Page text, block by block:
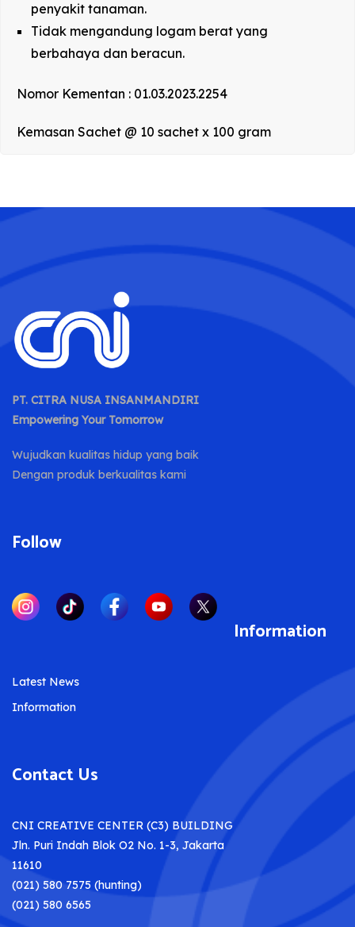
penyakit tanaman.
Tidak mengandung logam berat yang
berbahaya dan beracun.
Nomor Kementan : 01.03.2023.2254
Kemasan Sachet @ 10 sachet x 100 gram
PT. CITRA NUSA INSANMANDIRI
Empowering Your Tomorrow
Wujudkan kualitas hidup yang baik
Dengan produk berkualitas kami
Follow
Information
Latest News
Information
Contact Us
CNI CREATIVE CENTER (C3) BUILDING
Jln. Puri Indah Blok O2 No. 1-3, Jakarta
11610
(021) 580 7575 (hunting)
(021) 580 6565